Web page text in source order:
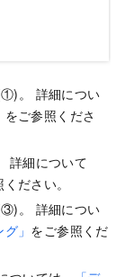
。 詳細につい
をご参照くださ
詳細について
ださい。
。 詳細につい
」 をご参照くだ